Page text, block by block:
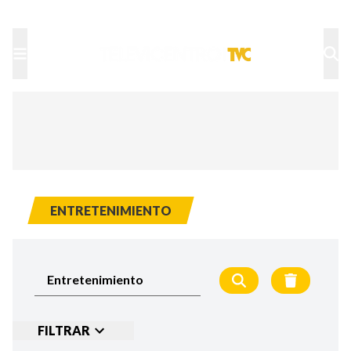
ENTRETENIMIENTO
FILTRAR